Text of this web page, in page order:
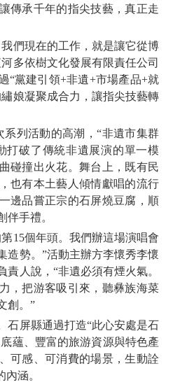
傳承千年的指尖技藝，真正走
現在的工作，就是讓它從博
多依樹文化發展有限責任公司
“黨建引領+非遺+市場產品+就
娘凝聚成合力，讓指尖技藝轉
列活動的高潮，“非遺市集群
打破了傳統非遺展演的單一模
碰撞出火花。舞台上，既有民
也有本土藝人傾情獻唱的流行
邊品嘗正宗的石屏燒豆腐，順
伴手禮。
個年頭。我們辦這場演唱會
造勢。”活動主辦方李懷秀李懷
人說，“非遺必須有煙火氣。
，把游客吸引來，聽彝族海菜
創。”
屏縣通過打造“此心安處是石
蘊、豐富的旅游資源與特色產
可感、可消費的場景，生動詮
涵。